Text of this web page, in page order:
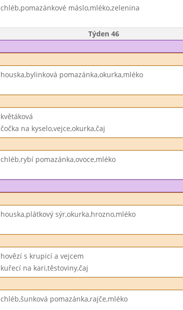
chléb,pomazánkové máslo,mléko,zelenina
Týden 46
houska,bylinková pomazánka,okurka,mléko
květáková
čočka na kyselo,vejce,okurka,čaj
chléb,rybí pomazánka,ovoce,mléko
houska,plátkový sýr,okurka,hrozno,mléko
hovězí s krupicí a vejcem
kuřecí na kari,těstoviny,čaj
chléb,šunková pomazánka,rajče,mléko